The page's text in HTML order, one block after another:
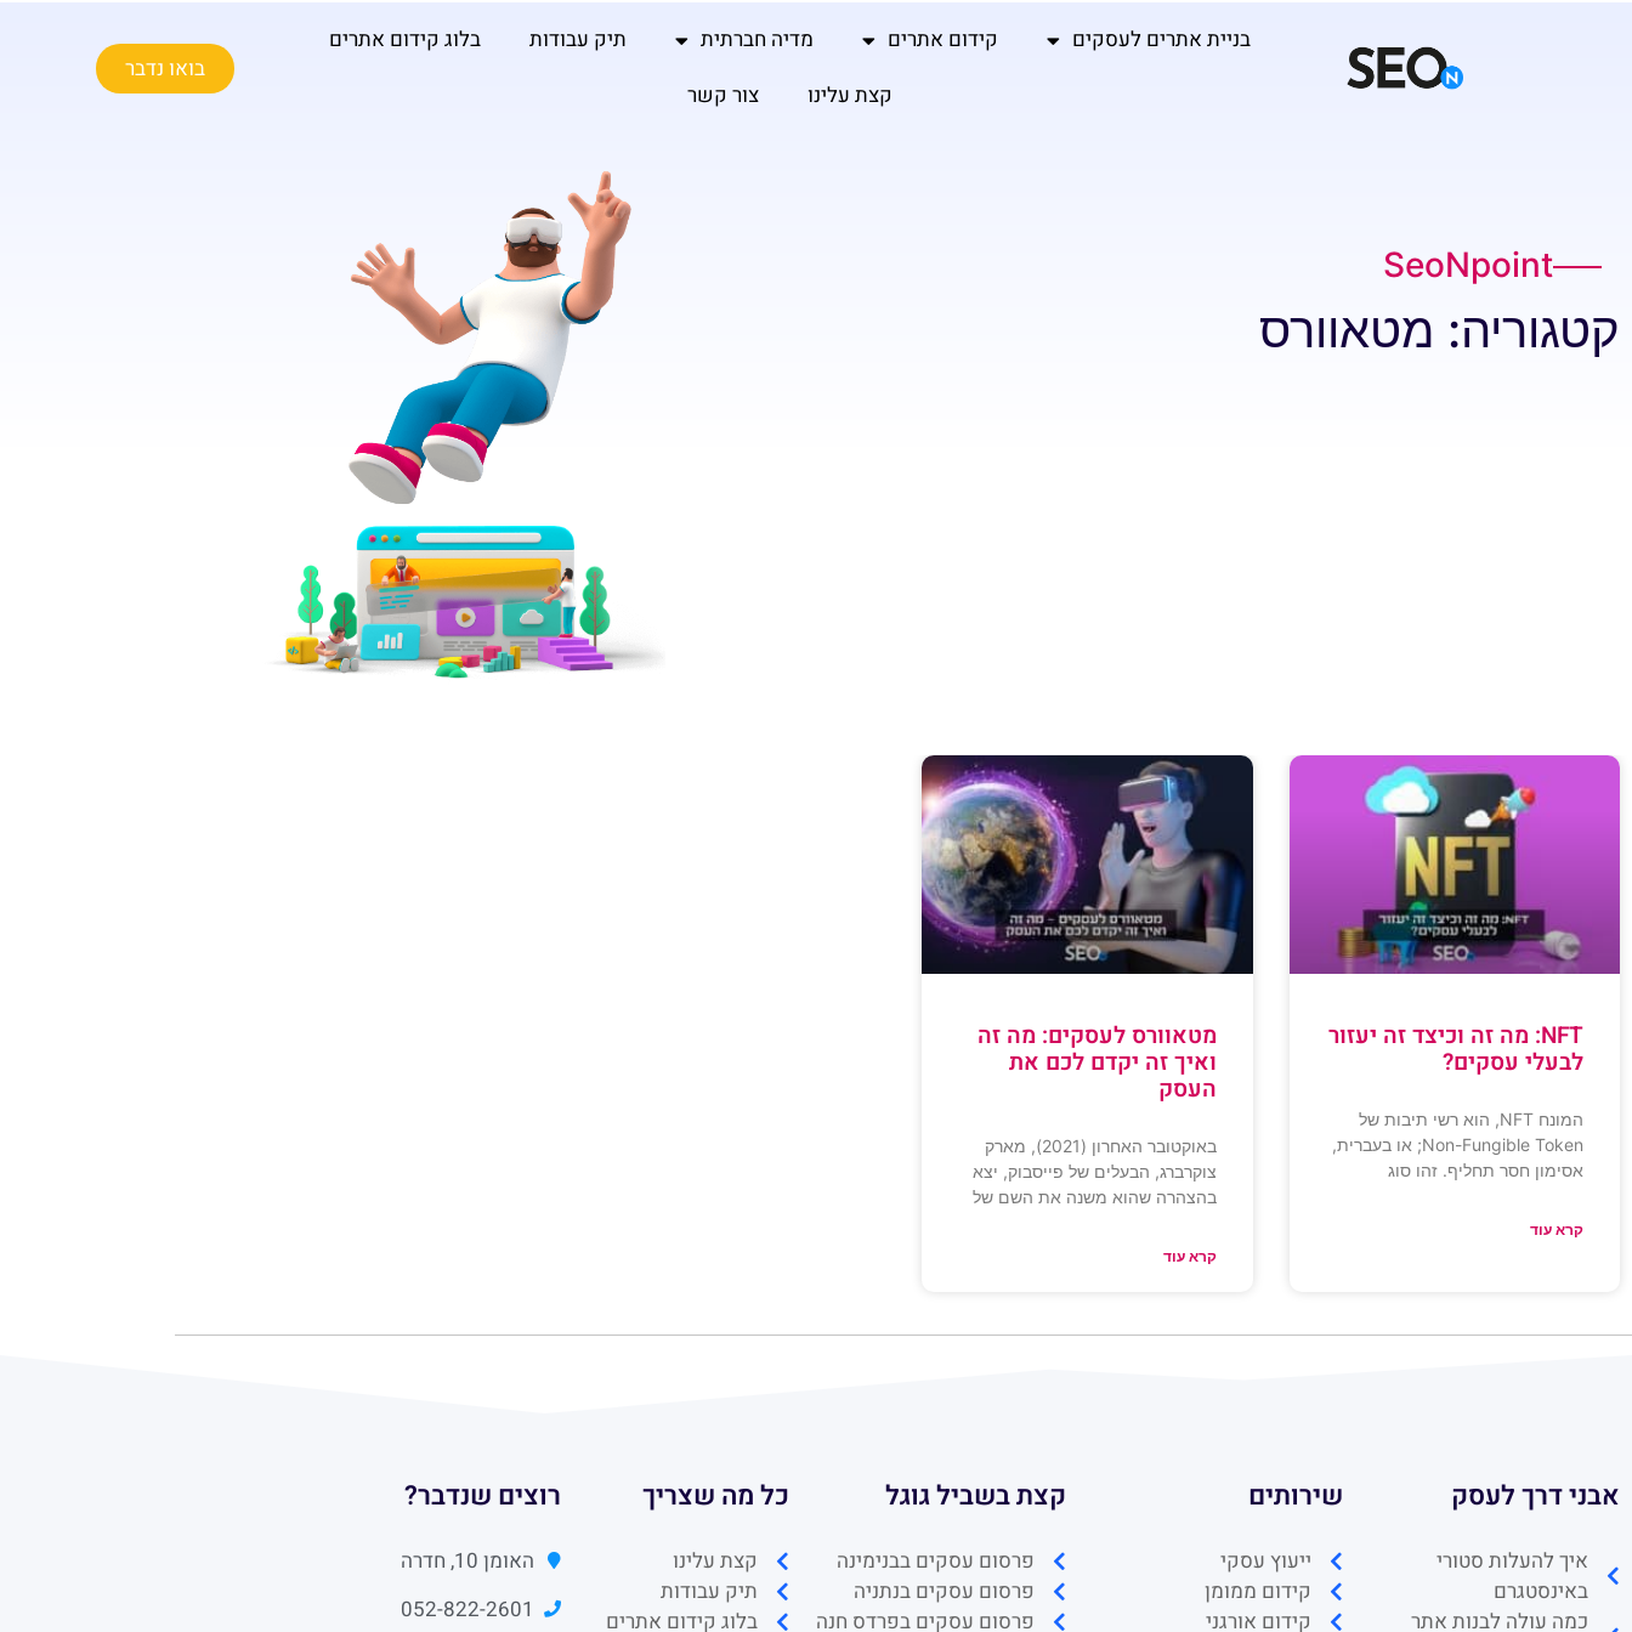
בניית אתרים לעסקים קידום אתרים מדיה חברתית תיק עבודות
בלוג קידום אתרים
קצת עלינו
צור קשר
בואו נדבר
SeoNpoint
קטגוריה: מטאוורס
NFT: מה זה וכיצד זה יעזור
לבעלי עסקים?
המונח NFT, הוא רשי תיבות של
Non-Fungible Token; או בעברית,
אסימון חסר תחליף. זהו סוג
קרא עוד
מטאוורס לעסקים: מה זה
ואיך זה יקדם לכם את
העסק
באוקטובר האחרון (2021), מארק
צוקרברג, הבעלים של פייסבוק, יצא
בהצהרה שהוא משנה את השם של
קרא עוד
אבני דרך לעסק
איך להעלות סטורי
באינסטגרם
כמה עולה לבנות אתר
שירותים
ייעוץ עסקי
קידום ממומן
קידום אורגני
קצת בשביל גוגל
פרסום עסקים בבנימינה
פרסום עסקים בנתניה
פרסום עסקים בפרדס חנה
כל מה שצריך
קצת עלינו
תיק עבודות
בלוג קידום אתרים
רוצים שנדבר?
האומן 10, חדרה
052-822-2601